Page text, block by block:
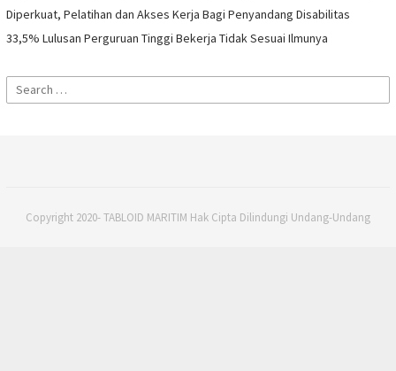
Diperkuat, Pelatihan dan Akses Kerja Bagi Penyandang Disabilitas
33,5% Lulusan Perguruan Tinggi Bekerja Tidak Sesuai Ilmunya
Search
for:
Copyright 2020- TABLOID MARITIM Hak Cipta Dilindungi Undang-Undang